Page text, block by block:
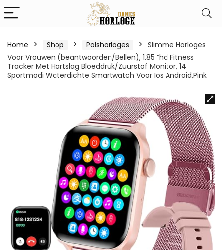
Home Shop Polshorloges
Slimme Horloges
Voor Vrouwen (beantwoorden/Bellen), 1.85 “hd Fitness
Tracker Met Hartslag Bloeddruk/Zuurstof Monitor, 14
Sportmodi Waterdichte Smartwatch Voor Ios Android,Pink